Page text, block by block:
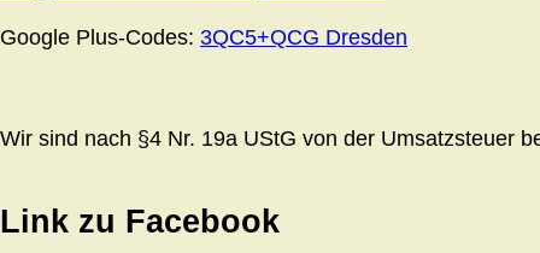
Google Plus-Codes: 3QC5+QCG Dresden
Wir sind nach §4 Nr. 19a UStG von der Umsatzsteuer
Link zu Facebook